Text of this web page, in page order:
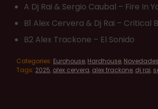
A Dj Rai & Sergio Caubal – Fire In
B1 Alex Cervera & Dj Rai – Critical
B2 Alex Trackone – El Sonido
Categories: Eurohouse, Hardhouse, Novedades
Tags: 2025, alex cervera, alex trackone, dj rai,